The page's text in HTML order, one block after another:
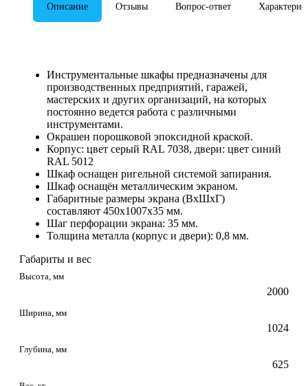
Описание Отзывы Вопрос-ответ
Инструментальные шкафы предназначены для
производственных предприятий, гаражей,
мастерских и других организаций, на которых
постоянно ведется работа с различными
инструментами.
Окрашен порошковой эпоксидной краской.
Корпус: цвет серый RAL 7038, двери: цвет синий
RAL 5012
Шкаф оснащен ригельной системой запирания.
Шкаф оснащён металлическим экраном.
Габаритные размеры экрана (ВхШхГ)
составляют 450х1007х35 мм.
Шаг перфорации экрана: 35 мм.
Толщина металла (корпус и двери): 0,8 мм.
Габариты и вес
Высота, мм
2000
Ширина, мм
1024
Глубина, мм
625